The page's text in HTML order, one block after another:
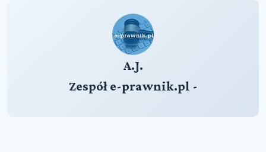
A.J.
Zespół e-prawnik.pl -